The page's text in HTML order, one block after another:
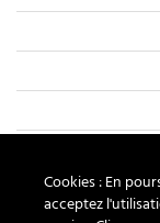
Cookies : En
acceptez